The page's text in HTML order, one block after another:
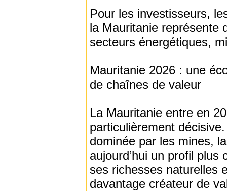
Pour les investisseurs,
la Mauritanie représente
secteurs énergétiques,
Mauritanie 2026 : une
de chaînes de valeur
La Mauritanie entre en
particulièrement
dominée par les mines,
aujourd’hui un profil plus
ses richesses naturelles
davantage créateur de